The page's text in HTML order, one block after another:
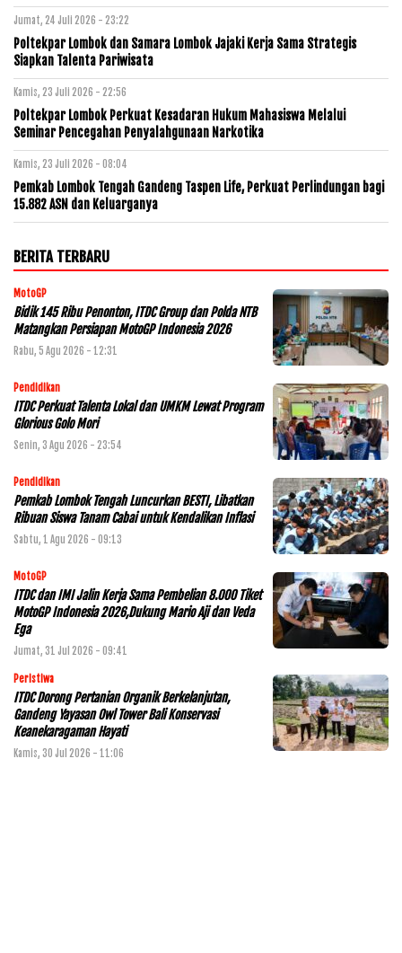
Jumat, 24 Juli 2026 - 23:22
Poltekpar Lombok dan Samara Lombok Jajaki Kerja Sama Strategis
Siapkan Talenta Pariwisata
Kamis, 23 Juli 2026 - 22:56
Poltekpar Lombok Perkuat Kesadaran Hukum Mahasiswa Melalui
Seminar Pencegahan Penyalahgunaan Narkotika
Kamis, 23 Juli 2026 - 08:04
Pemkab Lombok Tengah Gandeng Taspen Life, Perkuat Perlindungan bagi
15.882 ASN dan Keluarganya
BERITA TERBARU
MotoGP
Bidik 145 Ribu Penonton, ITDC Group dan Polda NTB
Matangkan Persiapan MotoGP Indonesia 2026
Rabu, 5 Agu 2026 - 12:31
Pendidikan
ITDC Perkuat Talenta Lokal dan UMKM Lewat Program
Glorious Golo Mori
Senin, 3 Agu 2026 - 23:54
Pendidikan
Pemkab Lombok Tengah Luncurkan BESTI, Libatkan
Ribuan Siswa Tanam Cabai untuk Kendalikan Inflasi
Sabtu, 1 Agu 2026 - 09:13
MotoGP
ITDC dan IMI Jalin Kerja Sama Pembelian 8.000 Tiket
MotoGP Indonesia 2026,Dukung Mario Aji dan Veda
Ega
Jumat, 31 Jul 2026 - 09:41
Peristiwa
ITDC Dorong Pertanian Organik Berkelanjutan,
Gandeng Yayasan Owl Tower Bali Konservasi
Keanekaragaman Hayati
Kamis, 30 Jul 2026 - 11:06